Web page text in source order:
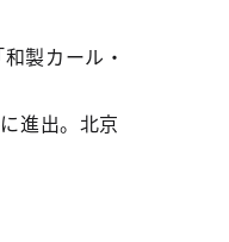
製カール・
進出。北京